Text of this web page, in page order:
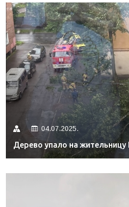
04.07.2025.
Дерево упало на